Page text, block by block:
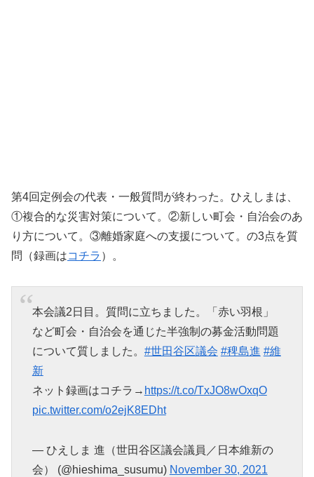
第4回定例会の代表・一般質問が終わった。ひえしまは、
①複合的な災害対策について。②新しい町会・自治会のあ
り方について。③離婚家庭への支援について。の3点を質
問（録画はコチラ ）。
本会議2日目。質問に立ちました。「赤い羽根」
など町会・自治会を通じた半強制の募金活動問題
について質しました。 #世田谷区議会 #稗島進 #維
新
ネット録画はコチラ→ https://t.co/TxJO8wOxqO
pic.twitter.com/o2ejK8EDht
— ひえしま 進（世田谷区議会議員／日本維新の
会） (@hieshima_susumu) November 30, 2021